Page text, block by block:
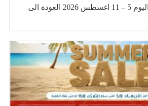
عروض المرشدى اليوم 5 – 11 اغسطس 2026 العودة الى